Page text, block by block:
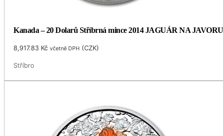
Kanada – 20 Dolarů Stříbrná mince 2014 JAGUÁR NA
8,917.83 Kč včetně DPH (CZK)
Stříbro